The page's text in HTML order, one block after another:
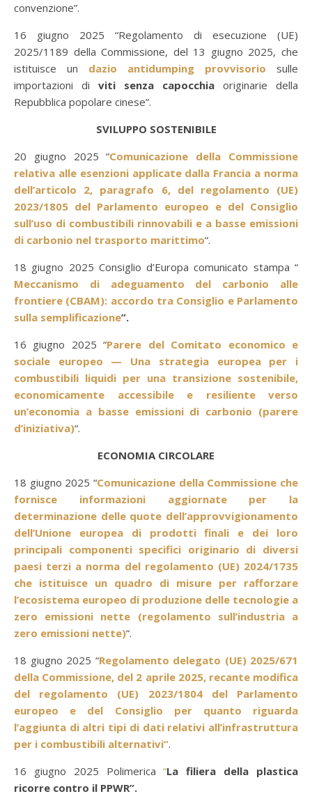
convenzione”.
16 giugno 2025 “Regolamento di esecuzione (UE)
2025/1189 della Commissione, del 13 giugno 2025, che
istituisce un dazio antidumping provvisorio sulle
importazioni di viti senza capocchia originarie della
Repubblica popolare cinese”.
SVILUPPO SOSTENIBILE
20 giugno 2025 “Comunicazione della Commissione
relativa alle esenzioni applicate dalla Francia a norma
dell’articolo 2, paragrafo 6, del regolamento (UE)
2023/1805 del Parlamento europeo e del Consiglio
sull’uso di combustibili rinnovabili e a basse emissioni
di carbonio nel trasporto marittimo“.
18 giugno 2025 Consiglio d’Europa comunicato stampa “
Meccanismo di adeguamento del carbonio alle
frontiere (CBAM): accordo tra Consiglio e Parlamento
sulla semplificazione”.
16 giugno 2025 “Parere del Comitato economico e
sociale europeo — Una strategia europea per i
combustibili liquidi per una transizione sostenibile,
economicamente accessibile e resiliente verso
un’economia a basse emissioni di carbonio (parere
d’iniziativa)“.
ECONOMIA CIRCOLARE
18 giugno 2025 “Comunicazione della Commissione che
fornisce informazioni aggiornate per la
determinazione delle quote dell’approvvigionamento
dell’Unione europea di prodotti finali e dei loro
principali componenti specifici originario di diversi
paesi terzi a norma del regolamento (UE) 2024/1735
che istituisce un quadro di misure per rafforzare
l’ecosistema europeo di produzione delle tecnologie a
zero emissioni nette (regolamento sull’industria a
zero emissioni nette)“.
18 giugno 2025 “Regolamento delegato (UE) 2025/671
della Commissione, del 2 aprile 2025, recante modifica
del regolamento (UE) 2023/1804 del Parlamento
europeo e del Consiglio per quanto riguarda
l’aggiunta di altri tipi di dati relativi all’infrastruttura
per i combustibili alternativi”.
16 giugno 2025 Polimerica“La filiera della plastica
ricorre contro il PPWR”.